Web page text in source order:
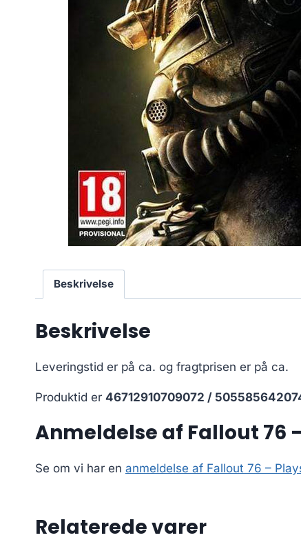
Beskrivelse
Beskrivelse
Leveringstid er på ca. og fragtprisen er på ca.
Produktid er 46712910709072 /
Anmeldelse af Fallout 76
Se om vi har en anmeldelse af Fallout 76 –
Relaterede varer